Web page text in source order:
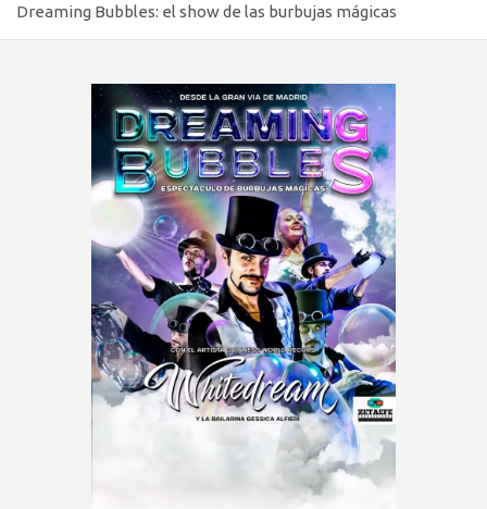
Dreaming Bubbles: el show de las burbujas mágicas